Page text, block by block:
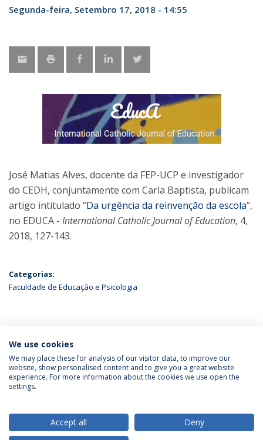
Segunda-feira, Setembro 17, 2018 - 14:55
José Matias Alves, docente da FEP-UCP e investigador
do CEDH, conjuntamente com Carla Baptista, publicam
artigo intitulado “Da urgência da reinvenção da escola”,
no EDUCA - International Catholic Journal of Education, 4,
2018, 127-143.
Categorias:
Faculdade de Educação e Psicologia
ÚLTIMAS NOTÍCIAS
Política de Privacidade
Termos & Condições
We use cookies
We may place these for analysis of our visitor data, to improve our
website, show personalised content and to give you a great website
experience. For more information about the cookies we use open the
settings.
Accept all
Deny